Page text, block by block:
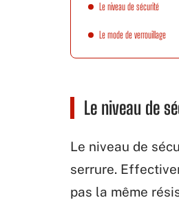
Le niveau de sécurité
Le mode de verrouillage
Le niveau de
Le niveau de
serrure.
pas la même